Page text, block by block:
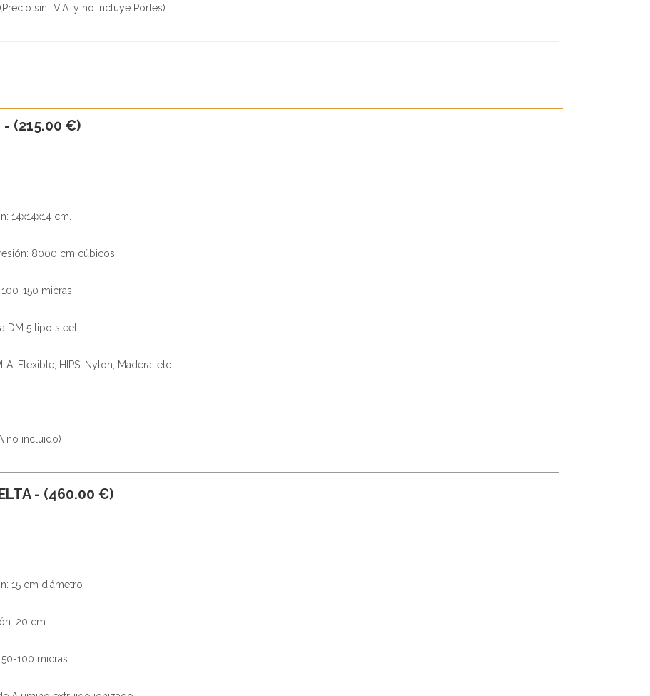
sin I.V.A. y no incluye Portes)
- (215.00 €)
14x14x14 cm.
8000 cm cúbicos.
150 micras.
DM 5 tipo steel.
Flexible, HIPS, Nylon, Madera, etc…
no incluido)
- (460.00 €)
15 cm diámetro
20 cm
100 micras